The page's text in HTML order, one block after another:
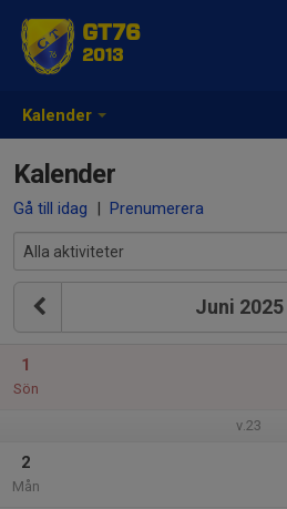
Kalender
GT76
2013
Kalender
Gå till idag | Prenumerera
Juni 2025
1
Sön
v.23
2
Mån